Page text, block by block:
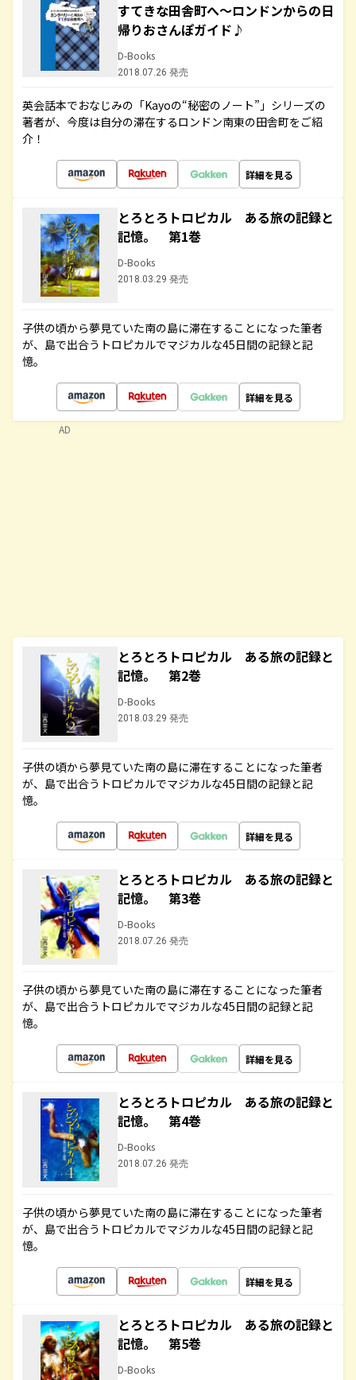
すてきな田舎町へ～ロンドンからの日
帰りおさんぽガイド♪
D-Books
2018.07.26 発売
英会話本でおなじみの「Kayoの“秘密のノート”」シリーズの
著者が、今度は自分の滞在するロンドン南東の田舎町をご紹
介！
詳細を見る
とろとろトロピカル ある旅の記録と
記憶。 第1巻
D-Books
2018.03.29 発売
子供の頃から夢見ていた南の島に滞在することになった筆者
が、島で出合うトロピカルでマジカルな45日間の記録と記
憶。
詳細を見る
とろとろトロピカル ある旅の記録と
記憶。 第2巻
D-Books
2018.03.29 発売
子供の頃から夢見ていた南の島に滞在することになった筆者
が、島で出合うトロピカルでマジカルな45日間の記録と記
憶。
詳細を見る
とろとろトロピカル ある旅の記録と
記憶。 第3巻
D-Books
2018.07.26 発売
子供の頃から夢見ていた南の島に滞在することになった筆者
が、島で出合うトロピカルでマジカルな45日間の記録と記
憶。
詳細を見る
とろとろトロピカル ある旅の記録と
記憶。 第4巻
D-Books
2018.07.26 発売
子供の頃から夢見ていた南の島に滞在することになった筆者
が、島で出合うトロピカルでマジカルな45日間の記録と記
憶。
詳細を見る
とろとろトロピカル ある旅の記録と
記憶。 第5巻
D-Books
AD